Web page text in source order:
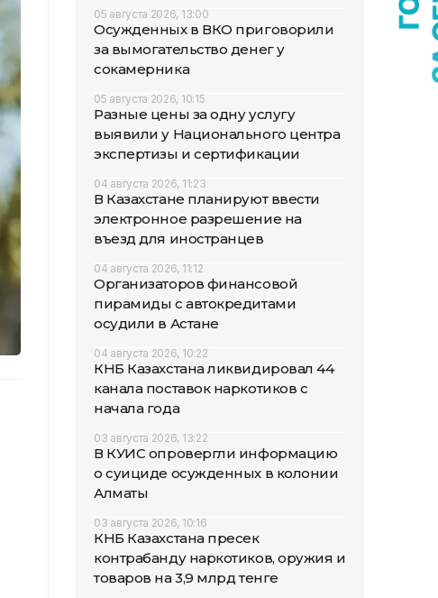
05 августа 2026, 13:00
Осужденных в ВКО приговорили
за вымогательство денег у
сокамерника
05 августа 2026, 10:15
Разные цены за одну услугу
выявили у Национального центра
экспертизы и сертификации
04 августа 2026, 11:23
В Казахстане планируют ввести
электронное разрешение на
въезд для иностранцев
04 августа 2026, 11:12
Организаторов финансовой
пирамиды с автокредитами
осудили в Астане
04 августа 2026, 10:22
КНБ Казахстана ликвидировал 44
канала поставок наркотиков с
начала года
03 августа 2026, 13:22
В КУИС опровергли информацию
о суициде осужденных в колонии
Алматы
03 августа 2026, 10:16
КНБ Казахстана пресек
контрабанду наркотиков, оружия и
товаров на 3,9 млрд тенге